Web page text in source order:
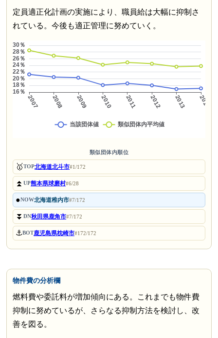
定員適正化計画の実施により、職員給は大幅に抑制さ
れている。今後も適正管理に努めていく。
類似団体内順位
🥇TOP北海道北斗市#1/172
⏫UP熊本県球磨村#6/28
●NOW北海道稚内市#7/172
⏬DN秋田県鹿角市#7/172
⚓BOT鹿児島県枕崎市#172/172
物件費の分析欄
燃料費や委託料が増加傾向にある。これまでも物件費
抑制に努めているが、さらなる抑制方法を検討し、改
善を図る。